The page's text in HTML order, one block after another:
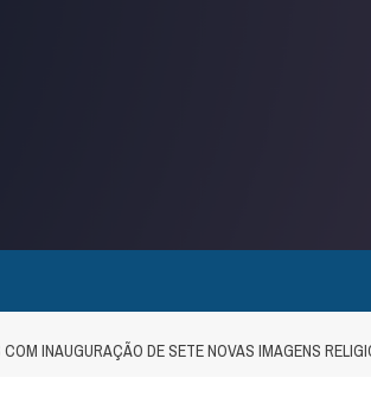
INAUGURAÇÃO DE SETE NOVAS IMAGENS